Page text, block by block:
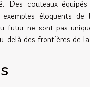
Des couteaux
éloquents de
futur ne sont pas
delà des frontières de